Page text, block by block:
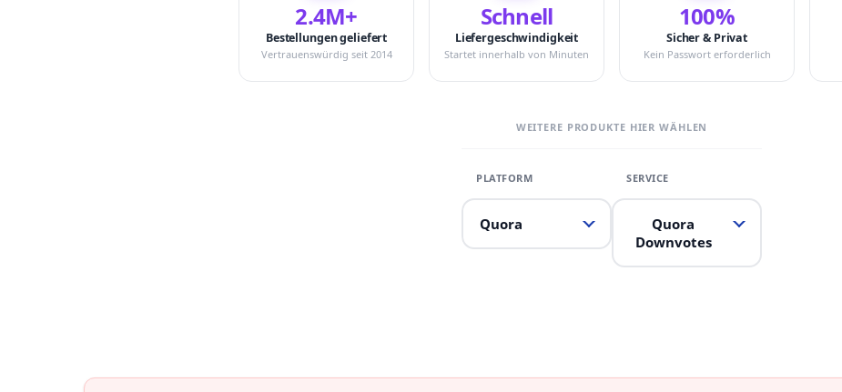
2.4M+
Bestellungen geliefert
Vertrauenswürdig seit 2014
Schnell
Liefergeschwindigkeit
Startet innerhalb von Minuten
100%
Sicher & Privat
Kein Passwort erforderlich
WEITERE PRODUKTE HIER WÄHLEN
Quora
Quora
Downvotes